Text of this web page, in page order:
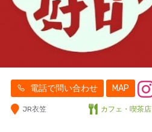
電話で問い合わせ MAP
JR衣笠 カフェ・喫茶店